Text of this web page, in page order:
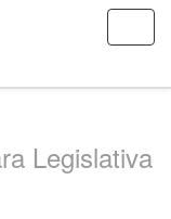
Legislativa